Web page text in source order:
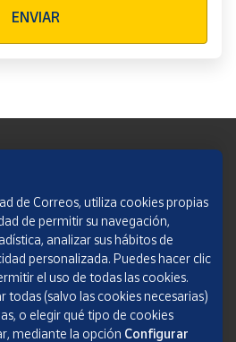
ENVIAR
de Correos, utiliza cookies propias
de permitir su navegación,
analizar sus hábitos de
personalizada. Puedes hacer clic
el uso de todas las cookies.
todas (salvo las cookies necesarias)
o elegir qué tipo de cookies
mediante la opción Configurar